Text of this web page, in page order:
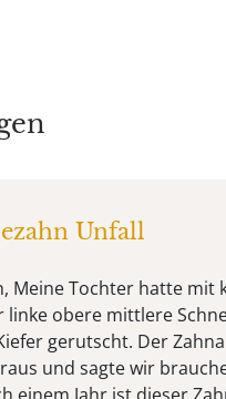
Unfall
Meine Tochter hatte mit
linke obere mittlere
gerutscht. Der
und sagte wir